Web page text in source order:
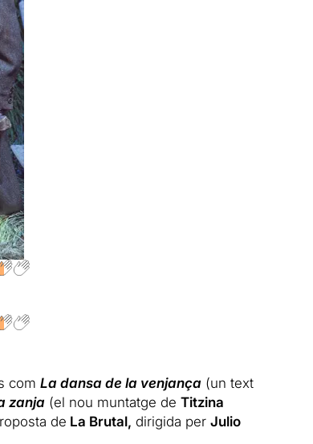
com La dansa de la venjança (un text
zanja (el nou muntatge de Titzina
de La Brutal, dirigida per Julio